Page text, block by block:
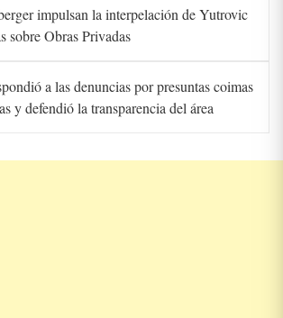
impulsan la interpelación de Yutrovic
sobre Obras Privadas
a las denuncias por presuntas coimas
y defendió la transparencia del área